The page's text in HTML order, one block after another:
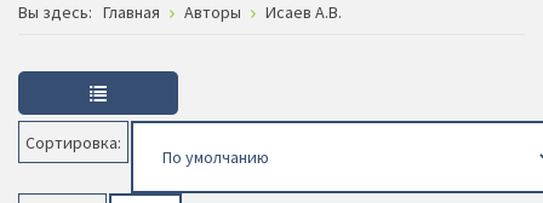
Вы здесь: Главная Авторы Исаев А.В.
Сортировка: